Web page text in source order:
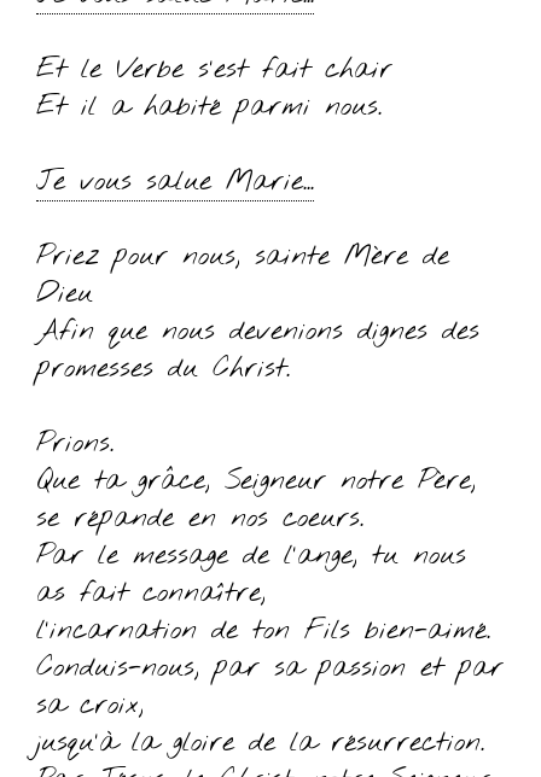
Et le Verbe s’est fait chair
Et il a habité parmi nous.
Je vous salue Marie...
Priez pour nous, sainte Mère de
Dieu
Afin que nous devenions dignes des
promesses du Christ.
Prions.
Que ta grâce, Seigneur notre Père,
se répande en nos coeurs.
Par le message de l’ange, tu nous
as fait connaître,
l’incarnation de ton Fils bien-aimé.
Conduis-nous, par sa passion et par
sa croix,
jusqu’à la gloire de la résurrection.